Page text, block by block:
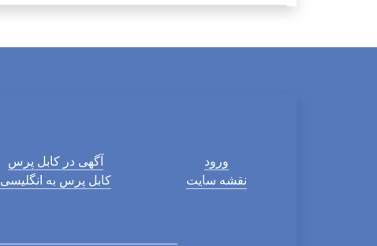
آگهی در کابل پرس
کابل پرس به انگلیسی
ورود
نقشه سایت